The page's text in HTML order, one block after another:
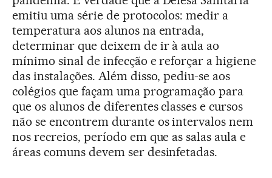
emitiu uma série de protocolos: medir a
temperatura aos alunos na entrada,
determinar que deixem de ir à aula ao
mínimo sinal de infecção e reforçar a higiene
das instalações. Além disso, pediu-se aos
colégios que façam uma programação para
que os alunos de diferentes classes e cursos
não se encontrem durante os intervalos nem
nos recreios, período em que as salas aula e
áreas comuns devem ser desinfetadas.